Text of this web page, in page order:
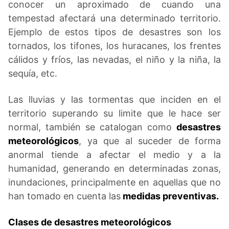
conocer un aproximado de cuando una
tempestad afectará una determinado territorio.
Ejemplo de estos tipos de desastres son los
tornados, los tifones, los huracanes, los frentes
cálidos y fríos, las nevadas, el niño y la niña, la
sequía, etc.
Las lluvias y las tormentas que inciden en el
territorio superando su limite que le hace ser
normal, también se catalogan como desastres
meteorológicos, ya que al suceder de forma
anormal tiende a afectar el medio y a la
humanidad, generando en determinadas zonas,
inundaciones, principalmente en aquellas que no
han tomado en cuenta las medidas preventivas.
Clases de desastres meteorológicos